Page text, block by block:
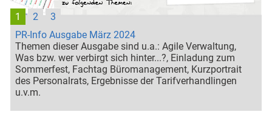
PR-Info Ausgabe März 2024
Themen dieser Ausgabe sind u.a.: Agile Verwaltung,
Was bzw. wer verbirgt sich hinter...?, Einladung zum
Sommerfest, Fachtag Büromanagement, Kurzportrait
des Personalrats, Ergebnisse der Tarifverhandlingen
u.v.m.
1 2 3